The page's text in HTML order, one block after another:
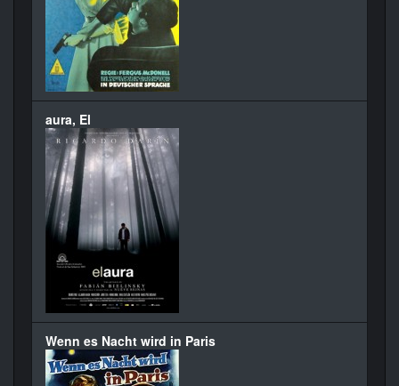
aura, El
Wenn es Nacht wird in Paris